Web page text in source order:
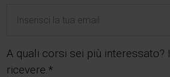
A quali corsi sei più
ricevere.*